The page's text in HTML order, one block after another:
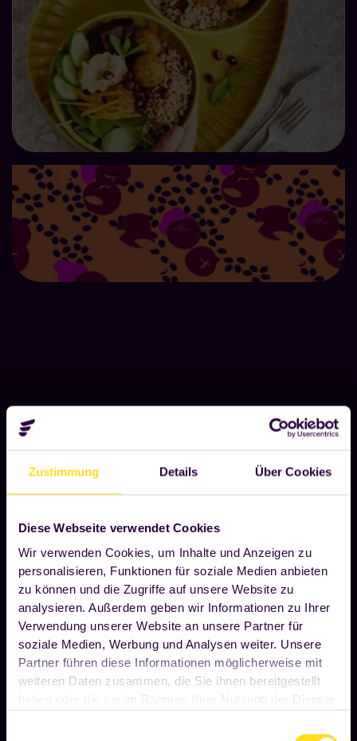
Zustimmung Details Über Cookies
Diese Webseite verwendet Cookies
Wir verwenden Cookies, um Inhalte und Anzeigen zu
personalisieren, Funktionen für soziale Medien anbieten
zu können und die Zugriffe auf unsere Website zu
analysieren. Außerdem geben wir Informationen zu Ihrer
Verwendung unserer Website an unsere Partner für
soziale Medien, Werbung und Analysen weiter. Unsere
Partner führen diese Informationen möglicherweise mit
weiteren Daten zusammen, die Sie ihnen bereitgestellt
haben oder die sie im Rahmen Ihrer Nutzung der Dienste
hiermit einverstanden. Ihre Einwilligung umfasst alle
Stuggi
auch am Arbeitsplatz.
die Uhr
Full-Service-Kantine auf 1m
3 Monate kostenlose Testphase
Ohne Risiko in 5 Steps zu
deinem Foodji.